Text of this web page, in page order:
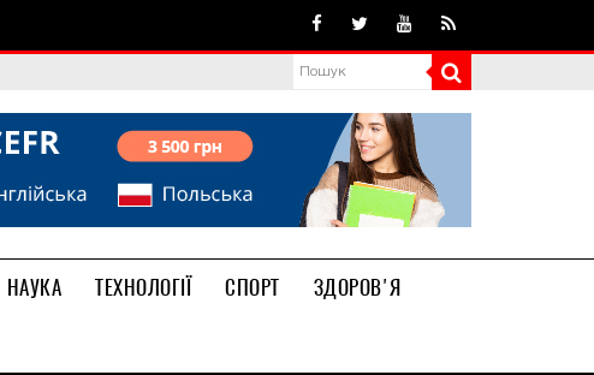
НАУКА ТЕХНОЛОГІЇ СПОРТ
ЗДОРОВ'Я